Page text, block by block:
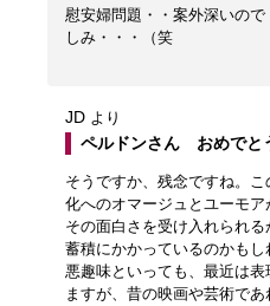
慰安婦問題・・案外深いの
しみ・・・（笑
JD より
ペルドンさん おめでと
そうですか、残念ですね。
化へのオマージュとユーモア
その面白さを受け入れられ
蓄積にかかっているのかもし
悪趣味といっても、最近は
ますが、昔の映画や芸術で